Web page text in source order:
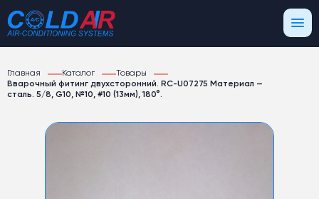
Главная Каталог
Товары
Вварочный фитинг двухсторонний. RC-U07275 Материал —
сталь. 5/8, G10, №10, #10 (13мм), 180°.